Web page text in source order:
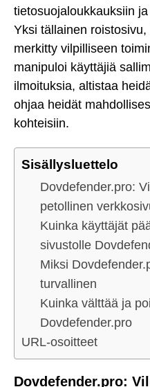
tietosuojaloukkauksiin
Yksi tällainen
merkitty vilpilliseen
manipuloi käyttäjiä
ilmoituksia, altistaa
ohjaa heidät
kohteisiin.
Sisällysluettelo
Dovdefender.pro:
petollinen
Kuinka käyttäjät
sivustolle
Miksi
turvallinen
Kuinka välttää ja
Dovdefender.pro
URL-osoitteet
Dovdefender.pro: